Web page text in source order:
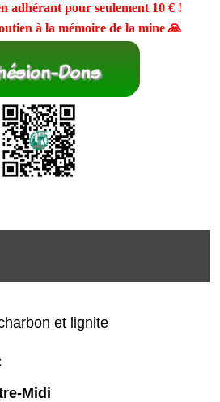
adhérant pour seulement 10 €!
à la mémoire de la mine 🙏
et lignite
Midi